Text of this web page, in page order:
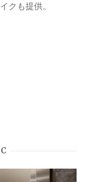
クも提供。